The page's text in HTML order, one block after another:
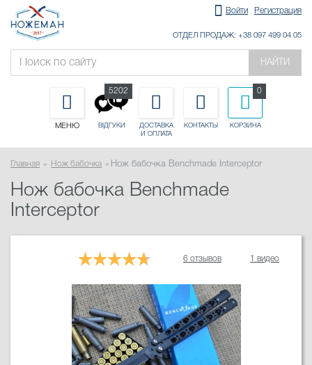
Войти Регистрация
ОТДЕЛ ПРОДАЖ: +38 097 499 04 05
НАЙТИ
МЕНЮ ВІДГУКИ
5202
ДОСТАВКА
И ОПЛАТА
КОНТАКТЫ КОРЗИНА
0
Главная Нож бабочка Нож бабочка Benchmade Interceptor
Нож бабочка Benchmade
Interceptor
6 отзывов 1 видео